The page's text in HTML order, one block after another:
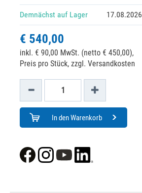
Demnächst auf Lager 17.08.2026
€ 540,00
inkl. € 90,00 MwSt. (netto € 450,00),
Preis pro Stück, zzgl. Versandkosten
In den Warenkorb